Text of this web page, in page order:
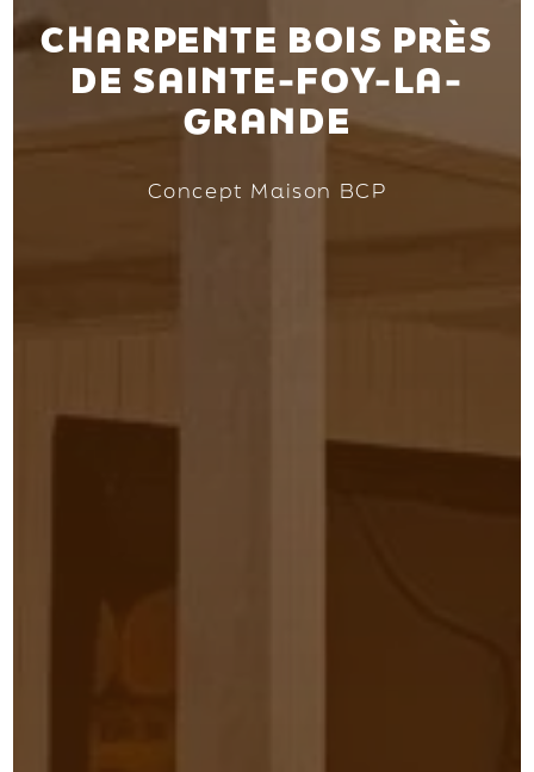
CHARPENTE BOIS PRÈS
DE SAINTE-FOY-LA-
GRANDE
Concept Maison BCP